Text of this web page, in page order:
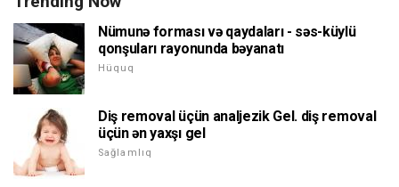
Nümunə forması və qaydaları - səs-küylü
qonşuları rayonunda bəyanatı
Hüquq
Diş removal üçün analjezik Gel. diş removal
üçün ən yaxşı gel
Sağlamlıq